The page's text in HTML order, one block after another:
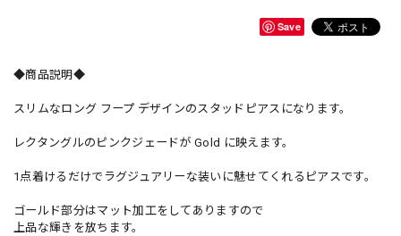
Save
◆商品説明◆
スリムなロング フープ デザインのスタッドピアスになります。
レクタングルのピンクジェードが Gold に映えます。
1点着けるだけでラグジュアリーな装いに魅せてくれるピアスです。
ゴールド部分はマット加工をしてありますので
上品な輝きを放ちます。